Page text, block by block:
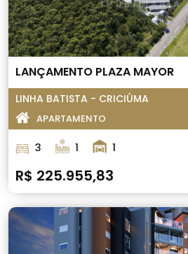
LANÇAMENTO PLAZA MAYOR
LINHA BATISTA - CRICIÚMA
APARTAMENTO
3 1 1
R$ 225.955,83